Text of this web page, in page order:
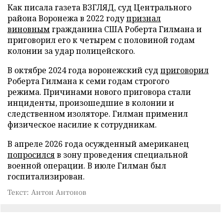
Как писала газета ВЗГЛЯД, суд Центрального
района Воронежа в 2022 годупризнал
виновнымгражданина США Роберта Гилмана и
приговорил его к четырем с половиной годам
колонии за удар полицейского.
В октябре 2024 года воронежский суд приговорил
Роберта Гилмана к семи годам строгого
режима. Причинами нового приговора стали
инциденты, произошедшие в колонии и
следственном изоляторе. Гилман применил
физическое насилие к сотрудникам.
В апреле 2026 года осужденный американец
попросилсяв зону проведения специальной
военной операции. В июле Гилман был
госпитализирован.
Текст: Антон Антонов